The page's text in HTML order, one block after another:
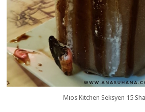
Mios Kitchen Seksyen 15